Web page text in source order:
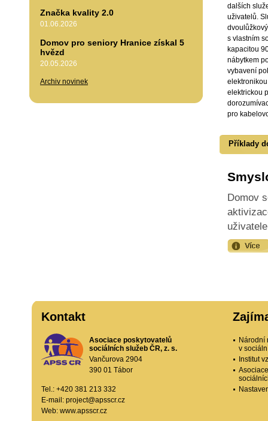
Značka kvality 2.0
01.06.2026
Domov pro seniory Hranice získal 5
hvězd
20.05.2026
Archiv novinek
dalších
uživatelů.
s vlastním
kapacitou
nábytkem
vybavení
elektrickou
pro
Příklady
Domov
Kontakt
Asociace poskytovatelů
sociálních služeb ČR, z. s.
Vančurova 2904
390 01 Tábor
Tel.: +420 381 213 332
E-mail: project@apsscr.cz
Web: www.apsscr.cz
Národní
v
Institut